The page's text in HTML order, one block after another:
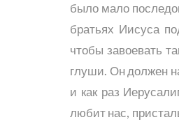
было мало
братьях Иисуса
чтобы завоевать
глуши. Он должен
и как раз
любит нас,